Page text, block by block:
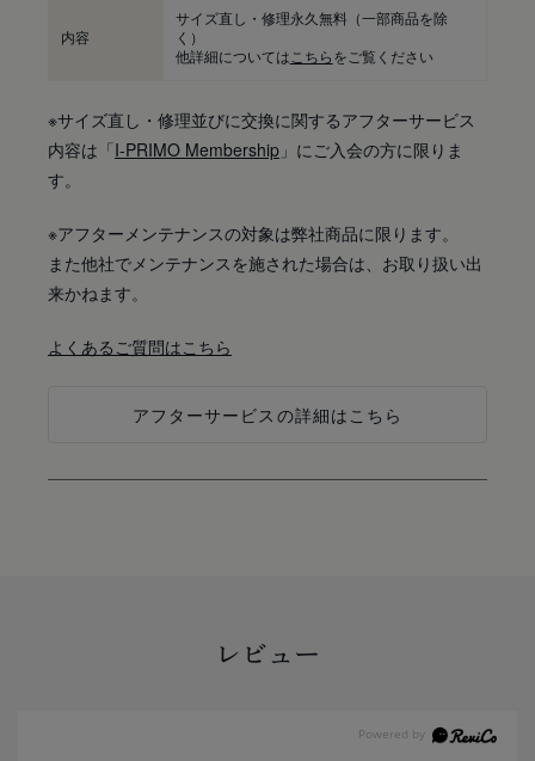
内容
サイズ直し・修理永久無料（一部商品を除
く）
他詳細については こちらをご覧ください
※サイズ直し・修理並びに交換に関するアフターサービス
内容は「I-PRIMO Membership 」にご入会の方に限りま
す。
※アフターメンテナンスの対象は弊社商品に限ります。
また他社でメンテナンスを施された場合は、お取り扱い出
来かねます。
よくあるご質問はこちら
アフターサービスの詳細はこちら
レビュー